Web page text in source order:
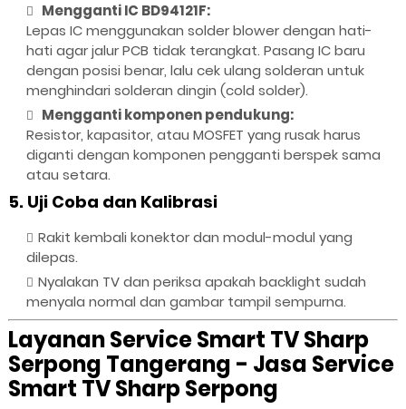
Mengganti IC BD94121F:
Lepas IC menggunakan solder blower dengan hati-
hati agar jalur PCB tidak terangkat. Pasang IC baru
dengan posisi benar, lalu cek ulang solderan untuk
menghindari solderan dingin (cold solder).
Mengganti komponen pendukung:
Resistor, kapasitor, atau MOSFET yang rusak harus
diganti dengan komponen pengganti ber­spek sama
atau setara.
5. Uji Coba dan Kalibrasi
Rakit kembali konektor dan modul-modul yang
dilepas.
Nyalakan TV dan periksa apakah backlight sudah
menyala normal dan gambar tampil sempurna.
Layanan Service Smart TV Sharp
Serpong Tangerang - Jasa Service
Smart TV Sharp Serpong